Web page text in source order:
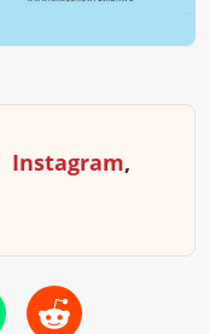
Instagram,